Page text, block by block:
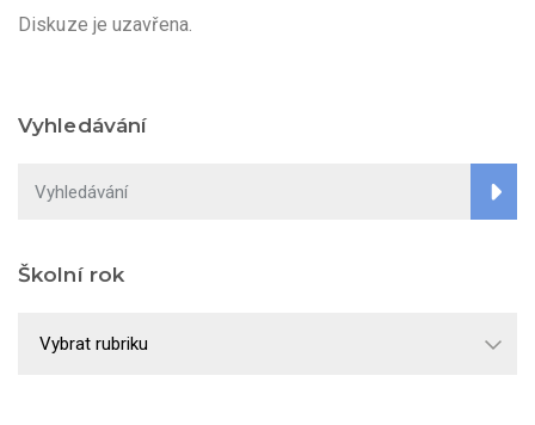
Diskuze je uzavřena.
Vyhledávání
Školní rok